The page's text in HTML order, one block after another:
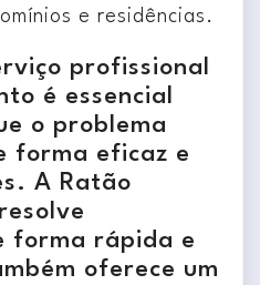
e residências.
profissional
é essencial
o problema
forma eficaz e
A Ratão
forma rápida e
oferece um